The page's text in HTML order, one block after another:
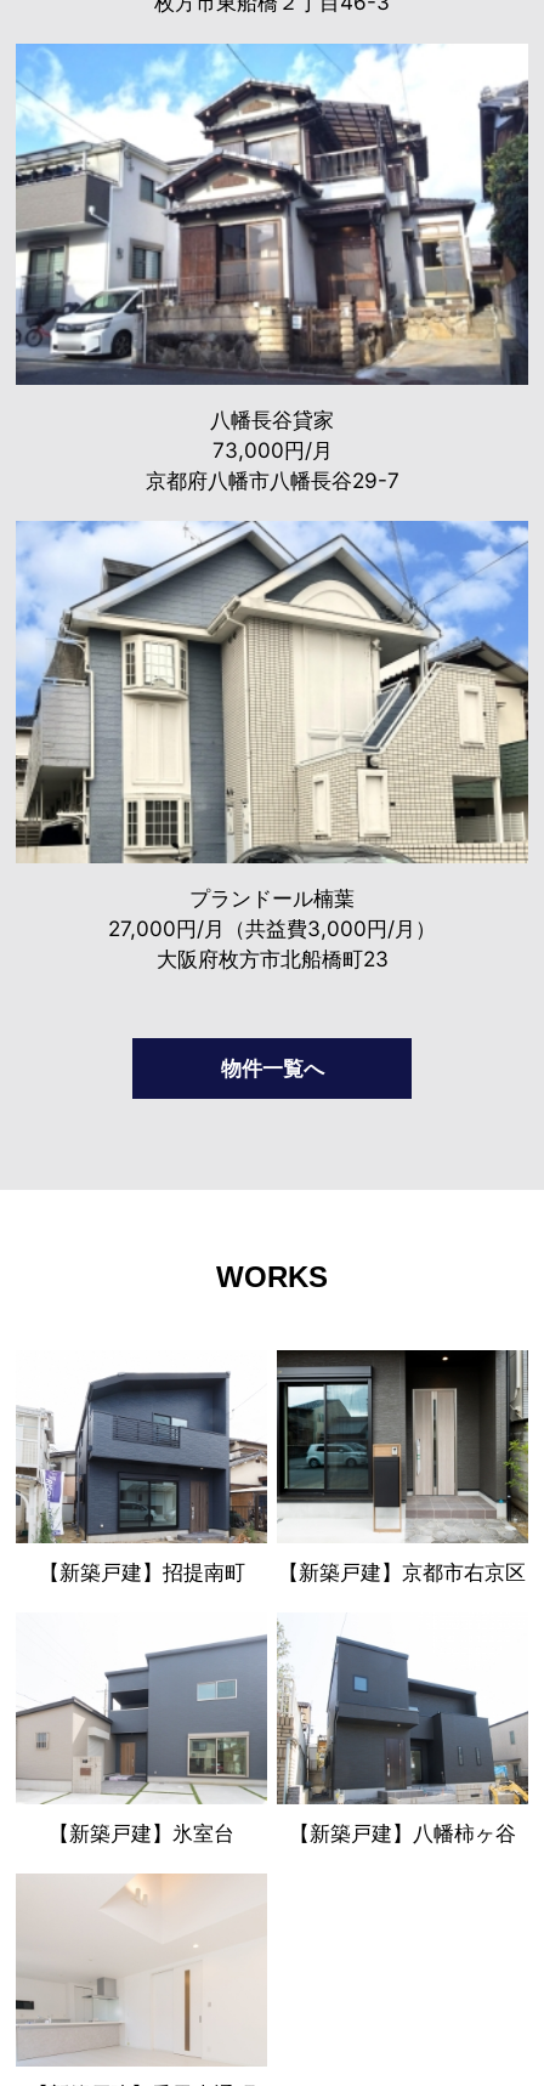
八幡長谷貸家
73,000円/月
京都府八幡市八幡長谷29-7
プランドール楠葉
27,000円/月（共益費3,000円/月）
大阪府枚方市北船橋町23
物件一覧へ
WORKS
【新築戸建】招提南町 【新築戸建】京都市右京区
【新築戸建】氷室台 【新築戸建】八幡柿ヶ谷